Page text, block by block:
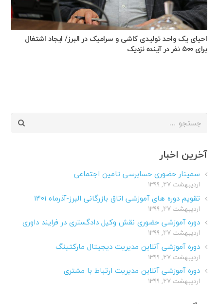
احیای یک واحد تولیدی کاشی و سرامیک در البرز/ ایجاد اشتغال
برای ۵۰۰ نفر در آینده نزدیک
جستجو
آخرین اخبار
سمینار حضوری حسابرسی تامین اجتماعی
اردیبهشت ۲۷, ۱۳۹۹
تقویم دوره های آموزشی اتاق بازرگانی البرز-آذرماه ۱۴۰۱
اردیبهشت ۲۷, ۱۳۹۹
دوره آموزشی حضوری نقش وکیل دادگستری در فرایند داوری
اردیبهشت ۲۷, ۱۳۹۹
دوره آموزشی آنلاین مدیریت دیجیتال مارکتینگ
اردیبهشت ۲۷, ۱۳۹۹
دوره آموزشی آنلاین مدیریت ارتباط با مشتری
اردیبهشت ۲۷, ۱۳۹۹